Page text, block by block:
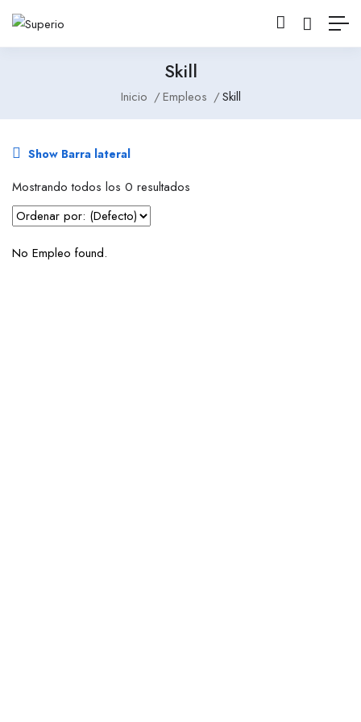
Skill
Inicio Empleos Skill
Show Barra lateral
Mostrando todos los 0 resultados
No Empleo found.